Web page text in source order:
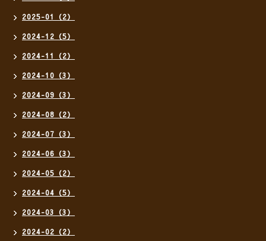
2025-01（2）
2024-12（5）
2024-11（2）
2024-10（3）
2024-09（3）
2024-08（2）
2024-07（3）
2024-06（3）
2024-05（2）
2024-04（5）
2024-03（3）
2024-02（2）